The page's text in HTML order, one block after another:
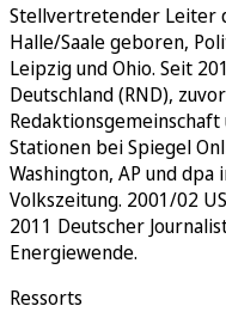
Stellvertretender Leiter
Halle/Saale geboren,
Leipzig und Ohio. Seit
Deutschland (RND),
Stationen bei Spiegel
Washington, AP und
Volkszeitung. 2001/02
2011 Deutscher
Energiewende.
Ressorts